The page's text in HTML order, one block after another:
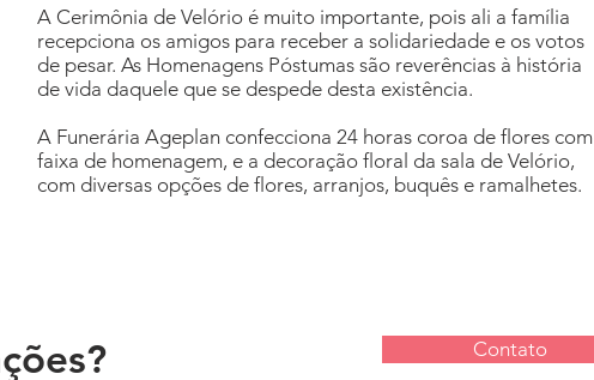
A Cerimônia de Velório é muito importante, pois ali a família
recepciona os amigos para receber a solidariedade e os votos
de pesar. As Homenagens Póstumas são reverências à história
de vida daquele que se despede desta existência.
A Funerária Ageplan confecciona 24 horas coroa de flores com
faixa de homenagem, e a decoração floral da sala de Velório,
com diversas opções de flores, arranjos, buquês e ramalhetes.
Contato